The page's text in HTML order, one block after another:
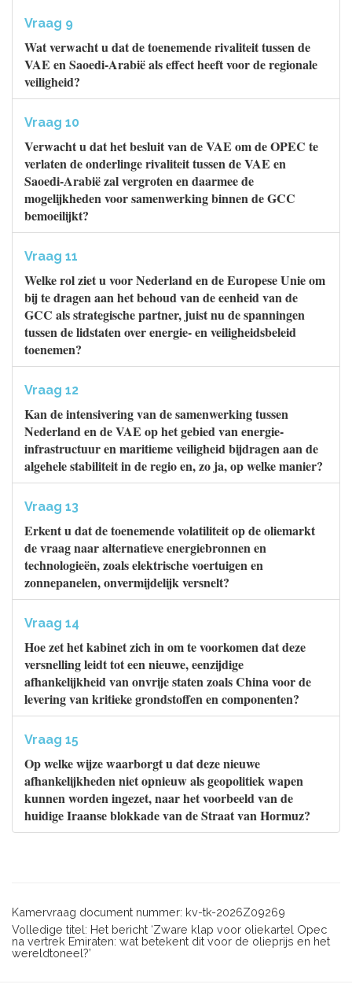
Vraag 9
Wat verwacht u dat de toenemende rivaliteit tussen de
VAE en Saoedi-Arabië als effect heeft voor de regionale
veiligheid?
Vraag 10
Verwacht u dat het besluit van de VAE om de OPEC te
verlaten de onderlinge rivaliteit tussen de VAE en
Saoedi-Arabië zal vergroten en daarmee de
mogelijkheden voor samenwerking binnen de GCC
bemoeilijkt?
Vraag 11
Welke rol ziet u voor Nederland en de Europese Unie om
bij te dragen aan het behoud van de eenheid van de
GCC als strategische partner, juist nu de spanningen
tussen de lidstaten over energie- en veiligheidsbeleid
toenemen?
Vraag 12
Kan de intensivering van de samenwerking tussen
Nederland en de VAE op het gebied van energie-
infrastructuur en maritieme veiligheid bijdragen aan de
algehele stabiliteit in de regio en, zo ja, op welke manier?
Vraag 13
Erkent u dat de toenemende volatiliteit op de oliemarkt
de vraag naar alternatieve energiebronnen en
technologieën, zoals elektrische voertuigen en
zonnepanelen, onvermijdelijk versnelt?
Vraag 14
Hoe zet het kabinet zich in om te voorkomen dat deze
versnelling leidt tot een nieuwe, eenzijdige
afhankelijkheid van onvrije staten zoals China voor de
levering van kritieke grondstoffen en componenten?
Vraag 15
Op welke wijze waarborgt u dat deze nieuwe
afhankelijkheden niet opnieuw als geopolitiek wapen
kunnen worden ingezet, naar het voorbeeld van de
huidige Iraanse blokkade van de Straat van Hormuz?
Kamervraag document nummer: kv-tk-2026Z09269
Volledige titel: Het bericht ‘Zware klap voor oliekartel Opec
na vertrek Emiraten: wat betekent dit voor de olieprijs en het
wereldtoneel?’